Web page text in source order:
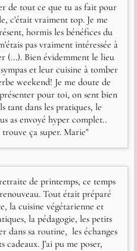
de tout ce que tu as fait pour
c'était vraiment top. Je me
hormis les bénéfices du
pas vraiment intéressée à
(...). Bien évidemment le lieu
et leur cuisine à tomber
weekend! Je me doute de
pour toi, on sent bien
tant dans les pratiques, le
as envoyé hyper complet..
ça super. Marie"
de printemps, ce temps
Tout était préparé
la cuisine végétarienne et
la pédagogie, les petits
dans sa routine, les échanges
cadeaux. J'ai pu me poser,